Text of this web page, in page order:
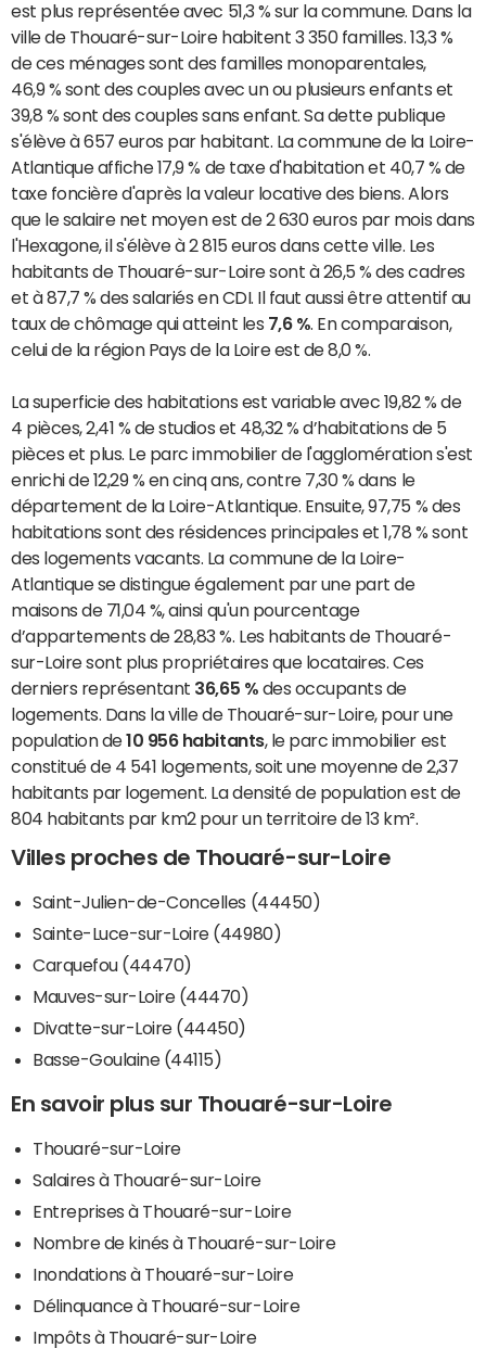
est plus représentée avec 51,3 % sur la commune. Dans la
ville de Thouaré-sur-Loire habitent 3 350 familles. 13,3 %
de ces ménages sont des familles monoparentales,
46,9 % sont des couples avec un ou plusieurs enfants et
39,8 % sont des couples sans enfant. Sa dette publique
s'élève à 657 euros par habitant. La commune de la Loire-
Atlantique affiche 17,9 % de taxe d'habitation et 40,7 % de
taxe foncière d'après la valeur locative des biens. Alors
que le salaire net moyen est de 2 630 euros par mois dans
l'Hexagone, il s'élève à 2 815 euros dans cette ville. Les
habitants de Thouaré-sur-Loire sont à 26,5 % des cadres
et à 87,7 % des salariés en CDI. Il faut aussi être attentif au
taux de chômage qui atteint les 7,6 % . En comparaison,
celui de la région Pays de la Loire est de 8,0 %.
La superficie des habitations est variable avec 19,82 % de
4 pièces, 2,41 % de studios et 48,32 % d’habitations de 5
pièces et plus. Le parc immobilier de l'agglomération s'est
enrichi de 12,29 % en cinq ans, contre 7,30 % dans le
département de la Loire-Atlantique. Ensuite, 97,75 % des
habitations sont des résidences principales et 1,78 % sont
des logements vacants. La commune de la Loire-
Atlantique se distingue également par une part de
maisons de 71,04 %, ainsi qu'un pourcentage
d’appartements de 28,83 %. Les habitants de Thouaré-
sur-Loire sont plus propriétaires que locataires. Ces
derniers représentant 36,65 % des occupants de
logements. Dans la ville de Thouaré-sur-Loire, pour une
population de10 956 habitants, le parc immobilier est
constitué de 4 541 logements, soit une moyenne de 2,37
habitants par logement. La densité de population est de
804 habitants par km2 pour un territoire de 13 km².
Villes proches de Thouaré-sur-Loire
Saint-Julien-de-Concelles (44450)
Sainte-Luce-sur-Loire (44980)
Carquefou (44470)
Mauves-sur-Loire (44470)
Divatte-sur-Loire (44450)
Basse-Goulaine (44115)
En savoir plus sur Thouaré-sur-Loire
Thouaré-sur-Loire
Salaires à Thouaré-sur-Loire
Entreprises à Thouaré-sur-Loire
Nombre de kinés à Thouaré-sur-Loire
Inondations à Thouaré-sur-Loire
Délinquance à Thouaré-sur-Loire
Impôts à Thouaré-sur-Loire